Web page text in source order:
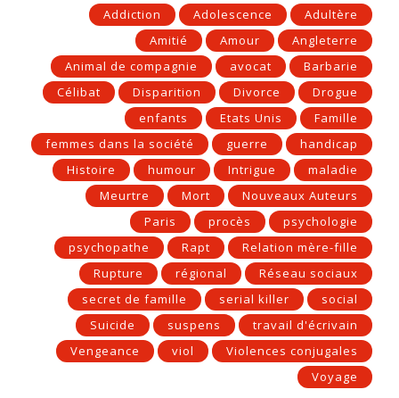
Addiction Adolescence
Adultère
Amitié
Amour
Angleterre
Animal de compagnie
avocat
Barbarie
Célibat
Disparition Divorce
Drogue
enfants
Etats Unis
Famille
femmes dans la société
guerre
handicap
Histoire
humour Intrigue
maladie
Meurtre
Mort
Nouveaux Auteurs
Paris
procès
psychologie
psychopathe
Rapt
Relation mère-fille
Rupture
régional
Réseau sociaux
secret de famille
serial killer
social
Suicide
suspens
travail d'écrivain
Vengeance
viol
Violences conjugales
Voyage